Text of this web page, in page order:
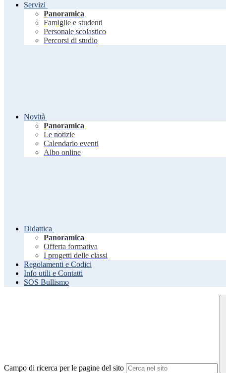
Servizi
Panoramica
Famiglie e studenti
Personale scolastico
Percorsi di studio
Novità
Panoramica
Le notizie
Calendario eventi
Albo online
Didattica
Panoramica
Offerta formativa
I progetti delle classi
Regolamenti e Codici
Info utili e Contatti
SOS Bullismo
Campo di ricerca per le pagine del sito